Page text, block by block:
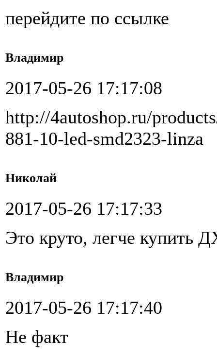
перейдите по ссылке
Владимир
2017-05-26 17:17:08
http://4autoshop.ru/
881-10-led-smd2323-linza
Николай
2017-05-26 17:17:33
Это круто, легче купить
Владимир
2017-05-26 17:17:40
Не факт